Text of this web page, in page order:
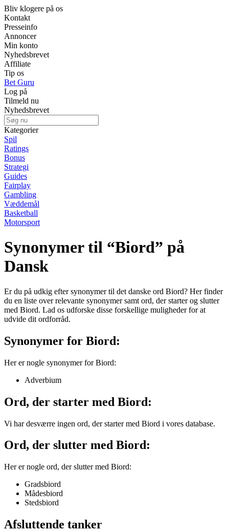
Bliv klogere på os
Kontakt
Presseinfo
Annoncer
Min konto
Nyhedsbrevet
Affiliate
Tip os
Bet Guru
Log på
Tilmeld nu
Nyhedsbrevet
Kategorier
Spil
Ratings
Bonus
Strategi
Guides
Fairplay
Gambling
Væddemål
Basketball
Motorsport
Synonymer til “Biord” på
Dansk
Er du på udkig efter synonymer til det danske ord Biord? Her finder
du en liste over relevante synonymer samt ord, der starter og slutter
med Biord. Lad os udforske disse forskellige muligheder for at
udvide dit ordforråd.
Synonymer for Biord:
Her er nogle synonymer for Biord:
Adverbium
Ord, der starter med Biord:
Vi har desværre ingen ord, der starter med Biord i vores database.
Ord, der slutter med Biord:
Her er nogle ord, der slutter med Biord:
Gradsbiord
Mådesbiord
Stedsbiord
Afsluttende tanker